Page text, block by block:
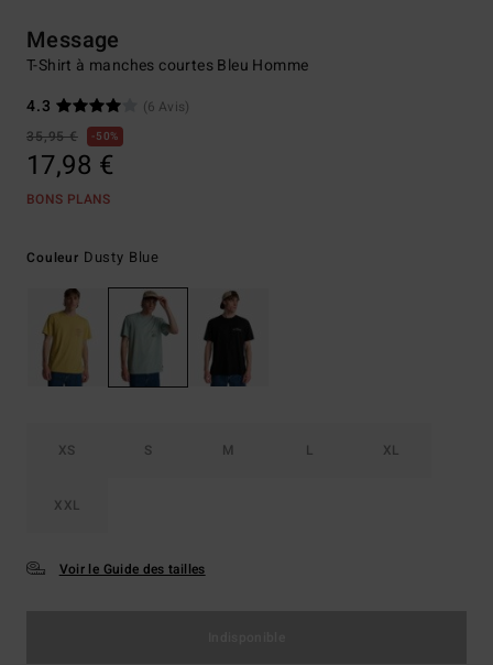
Message
T-Shirt à manches courtes Bleu Homme
4.3
(6 Avis)
35,95 €
50%
17,98 €
BONS PLANS
Couleur Dusty Blue
XS S M L XL
XXL
Voir le Guide des tailles